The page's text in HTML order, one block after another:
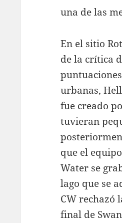
una de las
En el sitio
de la crítica
urbanas,
fue creado
tuvieran
que el
Water se
lago que se
CW rechazó
final de